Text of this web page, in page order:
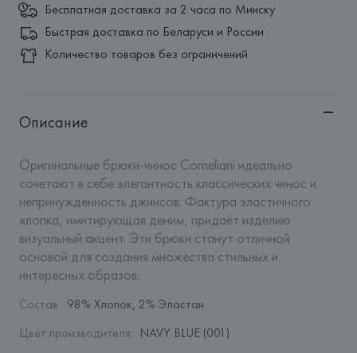
Бесплатная доставка за 2 часа по Минску
Быстрая доставка по Беларуси и России
Количество товаров без ограничений
Описание
Оригинальные брюки-чинос Corneliani идеально
сочетают в себе элегантность классических чинос и
непринужденность джинсов. Фактура эластичного
хлопка, имитирующая деним, придаёт изделию
визуальный акцент. Эти брюки станут отличной
основой для создания множества стильных и
интересных образов.
Состав: 98% Хлопок, 2% Эластан
Цвет производителя: NAVY BLUE (001)